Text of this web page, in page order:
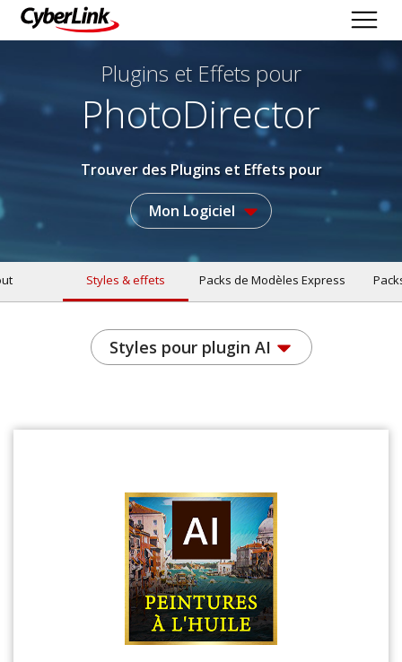
Plugins et Effets pour
PhotoDirector
Trouver des Plugins et Effets pour
Mon Logiciel
Styles & effets Packs de Modèles Express
Styles pour plugin AI